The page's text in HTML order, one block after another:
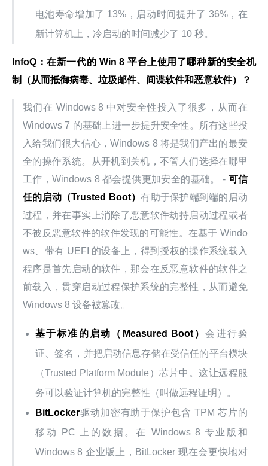
电池寿命增加了 13%，启动时间提升了 36%，在
新计算机上，冷启动的时间减少了 10 秒。
InfoQ：在新一代的 Win 8 平台上使用了哪种新的安全机
制（从而抵御病毒、垃圾邮件、间谍软件和恶意软件）？
我们在 Windows 8 中对安全性投入了很多，从而在
Windows 7 的基础上进一步提升安全性。所有这些投
入给我们很大信心，Windows 8 将是我们产出的最安
全的操作系统。从开机到关机，不管人们选择在哪里
工作，Windows 8 都会提供更加安全的基础。 - 可信
任的启动（Trusted Boot）有助于保护端到端的启动
过程，并在事实上消除了恶意软件劫持启动过程或者
不被反恶意软件的软件发现的可能性。在基于 Windo
ws、带有 UEFI 的设备上，得到授权的操作系统载入
程序是首先启动的软件，那会在反恶意软件的软件之
前载入，贯穿启动过程保护系统的完整性，从而避免
Windows 8 设备被篡改。
基于标准的启动（Measured Boot）会进行验
证、签名，并把启动信息存储在受信任的平台模块
（Trusted Platform Module）芯片中。这让远程服
务可以验证计算机的完整性（叫做远程证明）。
BitLocker驱动加密有助于保护包含 TPM 芯片的
移动 PC 上的数据。在 Windows 8 专业版和
Windows 8 企业版上，BitLocker 现在会更快地对